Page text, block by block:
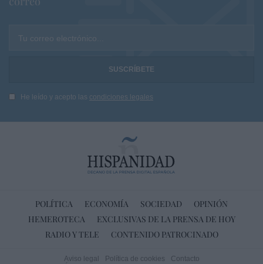
Tu correo electrónico...
He leído y acepto las condiciones legales
POLÍTICA ECONOMÍA SOCIEDAD
OPINIÓN
HEMEROTECA
EXCLUSIVAS DE LA PRENSA DE HOY
RADIO Y TELE
CONTENIDO PATROCINADO
Aviso legal Política de cookies
Contacto